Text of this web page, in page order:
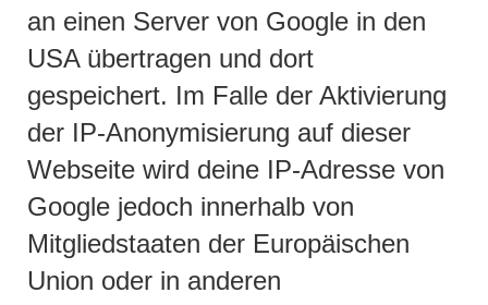
an einen Server von Google in den
USA übertragen und dort
gespeichert. Im Falle der Aktivierung
der IP-Anonymisierung auf dieser
Webseite wird deine IP-Adresse von
Google jedoch innerhalb von
Mitgliedstaaten der Europäischen
Union oder in anderen